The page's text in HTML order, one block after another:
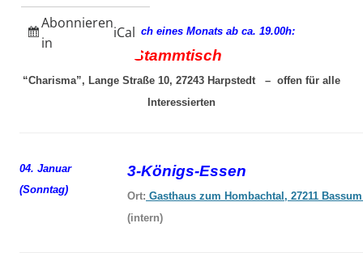
Abonnieren
in
iCal
jeden 3. Mittwoch eines Monats ab ca. 19.00h:
Stammtisch
“Charisma”, Lange Straße 10, 27243 Harpstedt – offen für alle
Interessierten
04. Januar
(Sonntag)
3-Königs-Essen
Ort: Gasthaus zum Hombachtal, 27211
(intern)